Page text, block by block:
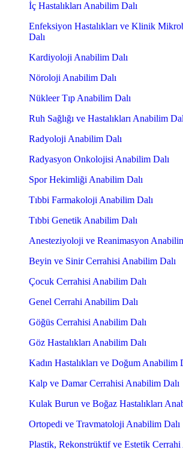
İç Hastalıkları Anabilim Dalı
Enfeksiyon Hastalıkları ve Klinik
Dalı
Kardiyoloji Anabilim Dalı
Nöroloji Anabilim Dalı
Nükleer Tıp Anabilim Dalı
Ruh Sağlığı ve Hastalıkları Anabilim
Radyoloji Anabilim Dalı
Radyasyon Onkolojisi Anabilim Dalı
Spor Hekimliği Anabilim Dalı
Tıbbi Farmakoloji Anabilim Dalı
Tıbbi Genetik Anabilim Dalı
Anesteziyoloji ve Reanimasyon
Beyin ve Sinir Cerrahisi Anabilim Dalı
Çocuk Cerrahisi Anabilim Dalı
Genel Cerrahi Anabilim Dalı
Göğüs Cerrahisi Anabilim Dalı
Göz Hastalıkları Anabilim Dalı
Kadın Hastalıkları ve Doğum Anabilim
Kalp ve Damar Cerrahisi Anabilim Dalı
Kulak Burun ve Boğaz Hastalıkları
Ortopedi ve Travmatoloji Anabilim Dalı
Plastik, Rekonstrüktif ve Estetik Cerrahi